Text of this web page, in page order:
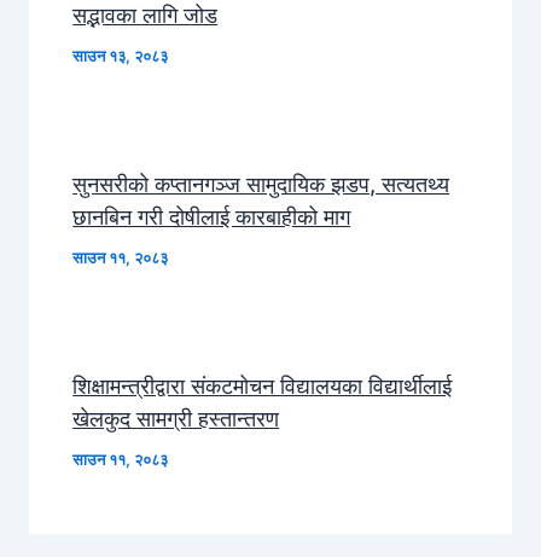
सद्भावका लागि जोड
साउन १३, २०८३
सुनसरीको कप्तानगञ्ज सामुदायिक झडप, सत्यतथ्य
छानबिन गरी दोषीलाई कारबाहीको माग
साउन ११, २०८३
शिक्षामन्त्रीद्वारा संकटमोचन विद्यालयका विद्यार्थीलाई
खेलकुद सामग्री हस्तान्तरण
साउन ११, २०८३